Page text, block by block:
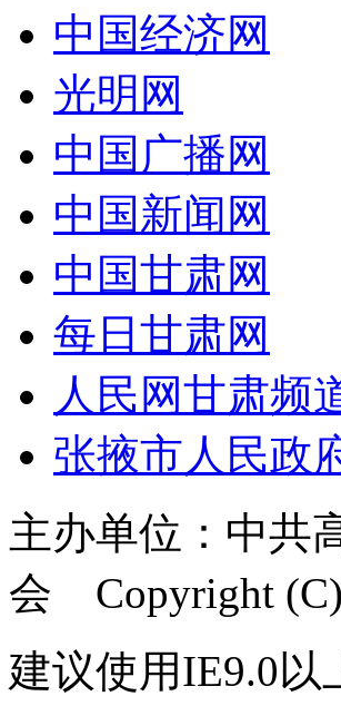
中国经济网
光明网
中国广播网
中国新闻网
中国甘肃网
每日甘肃网
人民网甘肃频
张掖市人民政
主办单位：中共
会 Copyright (C)
建议使用IE9.0以